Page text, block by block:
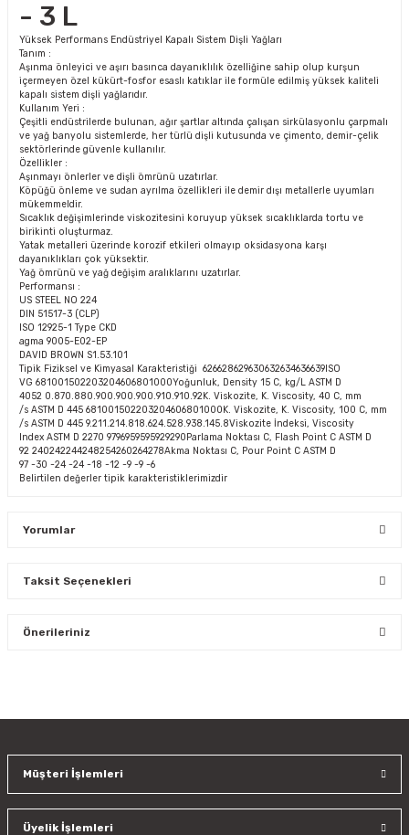
- 3 L
Yüksek Performans Endüstriyel Kapalı Sistem Dişli Yağları
Tanım :
Aşınma önleyici ve aşırı basınca dayanıklılık özelliğine sahip olup kurşun
içermeyen özel kükürt-fosfor esaslı katıklar ile formüle edilmiş yüksek kaliteli
kapalı sistem dişli yağlarıdır.
Kullanım Yeri :
Çeşitli endüstrilerde bulunan, ağır şartlar altında çalışan sirkülasyonlu çarpmalı
ve yağ banyolu sistemlerde, her türlü dişli kutusunda ve çimento, demir-çelik
sektörlerinde güvenle kullanılır.
Özellikler :
Aşınmayı önlerler ve dişli ömrünü uzatırlar.
Köpüğü önleme ve sudan ayrılma özellikleri ile demir dışı metallerle uyumları
mükemmeldir.
Sıcaklık değişimlerinde viskozitesini koruyup yüksek sıcaklıklarda tortu ve
birikinti oluşturmaz.
Yatak metalleri üzerinde korozif etkileri olmayıp oksidasyona karşı
dayanıklıkları çok yüksektir.
Yağ ömrünü ve yağ değişim aralıklarını uzatırlar.
Performansı :
US STEEL NO 224
DIN 51517-3 (CLP)
ISO 12925-1 Type CKD
agma 9005-E02-EP
DAVID BROWN S1.53.101
Tipik Fiziksel ve Kimyasal Karakteristiği 626628629630632634636639ISO
VG 681001502203204606801000Yoğunluk, Density 15 C, kg/L ASTM D
4052 0.870.880.900.900.900.910.910.92K. Viskozite, K. Viscosity, 40 C, mm
/s ASTM D 445 681001502203204606801000K. Viskozite, K. Viscosity, 100 C, mm
/s ASTM D 445 9.211.214.818.624.528.938.145.8Viskozite İndeksi, Viscosity
Index ASTM D 2270 9796959595929290Parlama Noktası C, Flash Point C ASTM D
92 240242244248254260264278Akma Noktası C, Pour Point C ASTM D
97 -30 -24 -24 -18 -12 -9 -9 -6
Belirtilen değerler tipik karakteristiklerimizdir
Yorumlar
Taksit Seçenekleri
Önerileriniz
Ürün resmi kalitesiz, bozuk veya görüntülenemiyor.
Ürün bilgilerinde hatalar bulunuyor.
Müşteri İşlemleri
Üyelik İşlemleri